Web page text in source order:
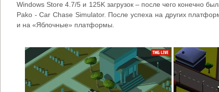
Windows Store 4.7/5 и 125K загрузок – после чего конечно
Pako - Car Chase Simulator. После успеха на других
и на «Яблочные» платформы.